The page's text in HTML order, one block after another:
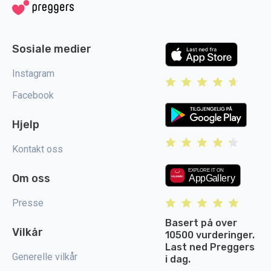
Sosiale medier
Instagram
Facebook
Hjelp
Kontakt oss
Om oss
Presse
Vilkår
Generelle vilkår
Basert på over
10500 vurderinger.
Last ned Preggers
i dag.